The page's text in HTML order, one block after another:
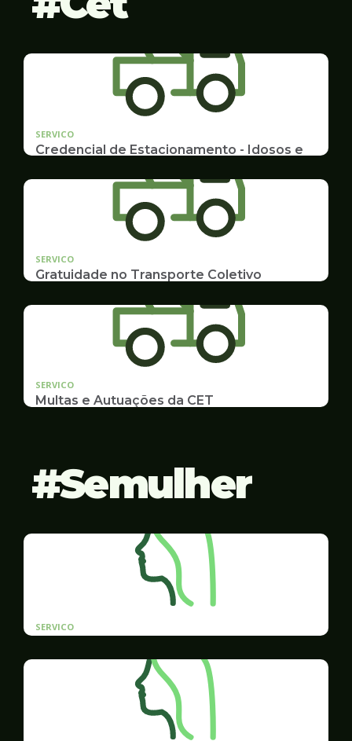
SERVICO
Credencial de Estacionamento - Idosos e
Cadastramento e Renovação
SERVICO
Gratuidade no Transporte Coletivo
Estudantes
SERVICO
Multas e Autuações da CET
Semulher
SERVICO
mulheres vítimas de violência